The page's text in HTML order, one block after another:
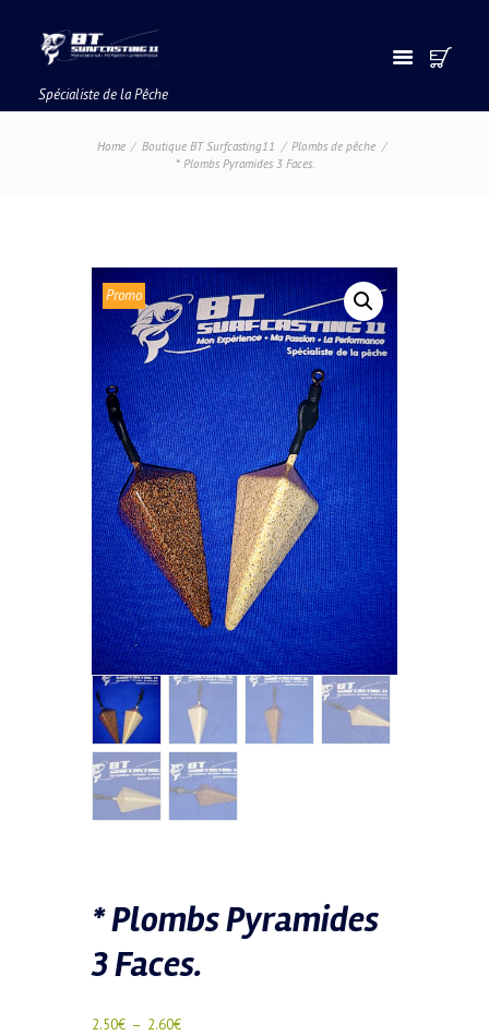
Spécialiste de la Pêche
Home Boutique BT Surfcasting11
Plombs de pêche
* Plombs Pyramides 3 Faces.
Promo
!
* Plombs Pyramides
3 Faces.
2.50€ – 2.60€Plage